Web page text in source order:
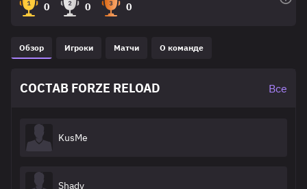
0 0 0
Обзор Игроки Матчи О команде
СОСТАВ FORZE RELOAD Все
KusMe
Shady